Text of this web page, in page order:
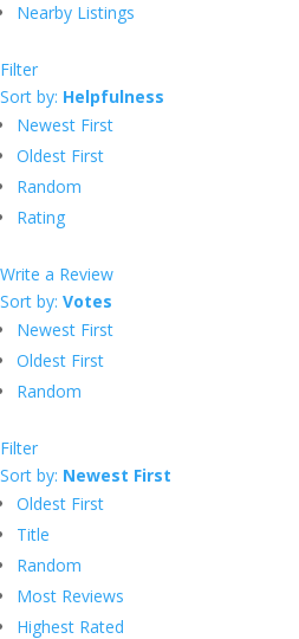
Nearby Listings
Filter
Sort by: Helpfulness
Newest First
Oldest First
Random
Rating
Write a Review
Sort by: Votes
Newest First
Oldest First
Random
Filter
Sort by: Newest First
Oldest First
Title
Random
Most Reviews
Highest Rated